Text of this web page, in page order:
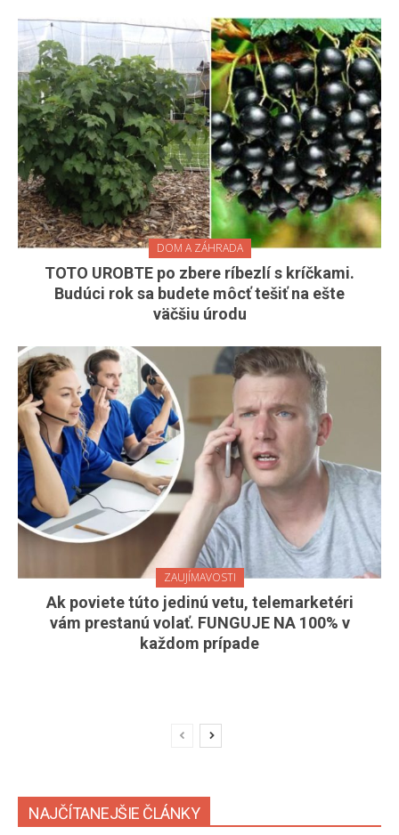
DOM A ZÁHRADA
TOTO UROBTE po zbere ríbezlí s kríčkami.
Budúci rok sa budete môcť tešiť na ešte
väčšiu úrodu
ZAUJÍMAVOSTI
Ak poviete túto jedinú vetu, telemarketéri
vám prestanú volať. FUNGUJE NA 100% v
každom prípade
NAJČÍTANEJŠIE ČLÁNKY